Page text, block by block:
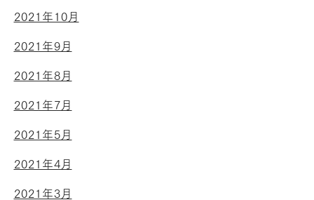
2021年10月
2021年9月
2021年8月
2021年7月
2021年5月
2021年4月
2021年3月